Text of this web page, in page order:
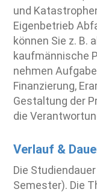
und
Eigenbetrieb
können Sie z. B.
kaufmännische
nehmen
Finanzierung,
Gestaltung der
die
Verlauf &
Die
Semester). Die